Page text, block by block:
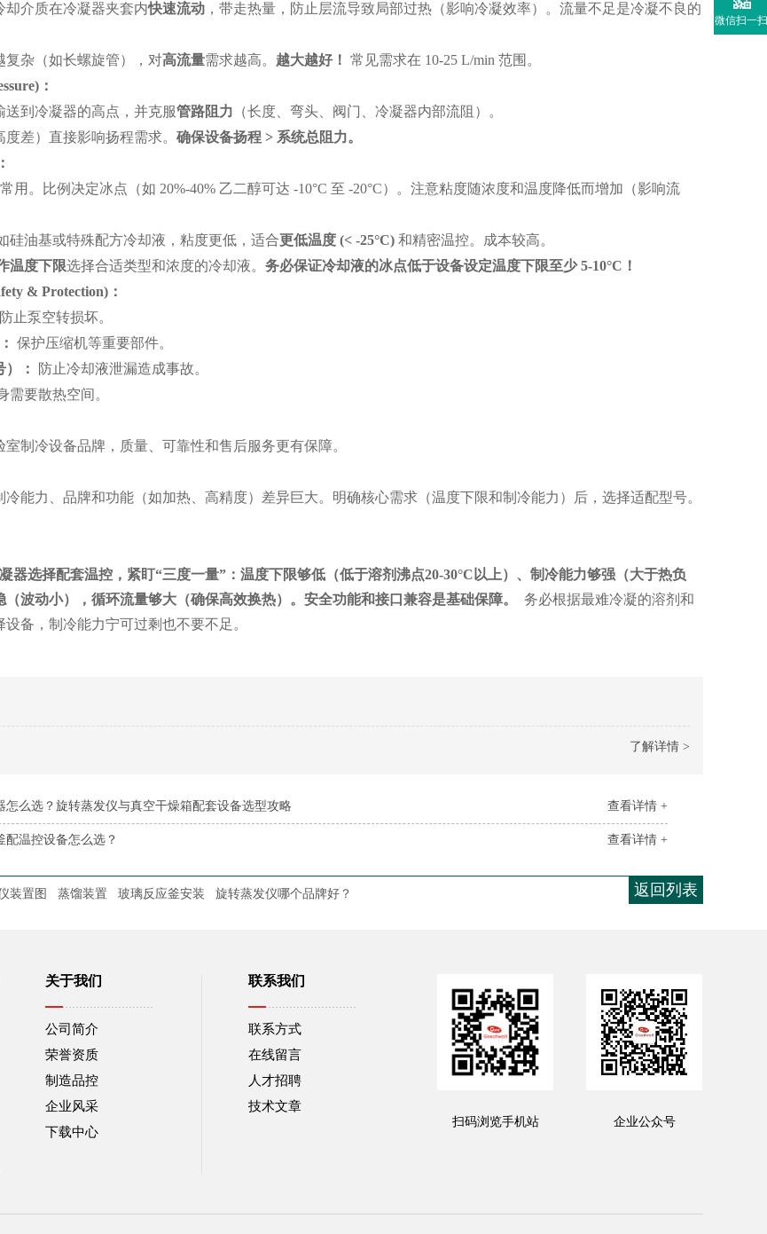
却介质在冷凝器夹套内快速流动 ，带走热量，防止层流导致局部过热（影响冷凝效率）。流量不足是冷凝不良的
复杂（如长螺旋管），对高流量需求越高。 越大越好！ 常见需求在 10-25 L/min 范围。
：
送到冷凝器的高点，并克服管路阻力 （长度、弯头、阀门、冷凝器内部流阻）。
差）直接影响扬程需求。 确保设备扬程 > 系统总阻力。
：
常用。比例决定冰点（如 20%-40% 乙二醇可达 -10°C 至 -20°C）。注意粘度随浓度和温度降低而增加（影响流
硅油基或特殊配方冷却液，粘度更低，适合更低温度 (< -25°C) 和精密温控。成本较高。
温度下限选择合适类型和浓度的冷却液。 务必保证冷却液的冰点低于设备设定温度下限至少5-10°C ！
& Protection) ：
防止泵空转损坏。
保护压缩机等重要部件。
：
防止冷却液泄漏造成事故。
需要散热空间。
制冷设备品牌，质量、可靠性和售后服务更有保障。
能力、品牌和功能（如加热、高精度）差异巨大。明确核心需求（温度下限和制冷能力）后，选择适配型号。
器选择配套温控，紧盯“三度一量” ：温度下限够低（低于溶剂沸点20-30°C 以上）、制冷能力够强（大于热负
波动小），循环流量够大（确保高效换热）。安全功能和接口兼容是基础保障。
务必根据最难冷凝的溶剂和
备，制冷能力宁可过剩也不要不足。
了解详情 >
查看详情 +
怎么选？旋转蒸发仪与真空干燥箱配套设备选型攻略
查看详情 +
配温控设备怎么选？
返回列表
装置图 蒸馏装置 玻璃反应釜安装 旋转蒸发仪哪个品牌好？
关于我们
公司简介
荣誉资质
制造品控
企业风采
下载中心
联系我们
联系方式
在线留言
人才招聘
技术文章
扫码浏览手机站 企业公众号
微信扫一扫